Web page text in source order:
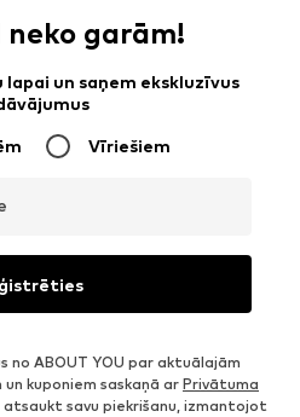
garām!
un saņem ekskluzīvus
Vīriešiem
no ABOUT YOU par aktuālajām
kuponiem saskaņā ar Privātuma
atsaukt savu piekrišanu, izmantojot